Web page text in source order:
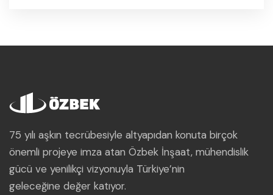
75 yılı aşkın tecrübesiyle altyapıdan konuta birçok
önemli projeye imza atan Özbek İnşaat, mühendislik
gücü ve yenilikçi vizyonuyla Türkiye’nin
geleceğine değer katıyor.